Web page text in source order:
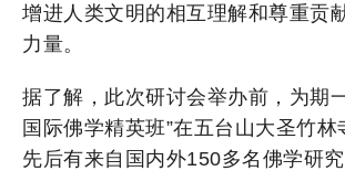
增进人类文明的相互理解和尊重贡
力量。
据了解，此次研讨会举办前，为期
国际佛学精英班”在五台山大圣竹林
先后有来自国内外150多名佛学研